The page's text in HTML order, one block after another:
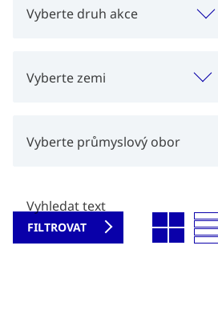
Vyberte druh akce
Vyberte zemi
Vyberte průmyslový obor
Vyhledat text